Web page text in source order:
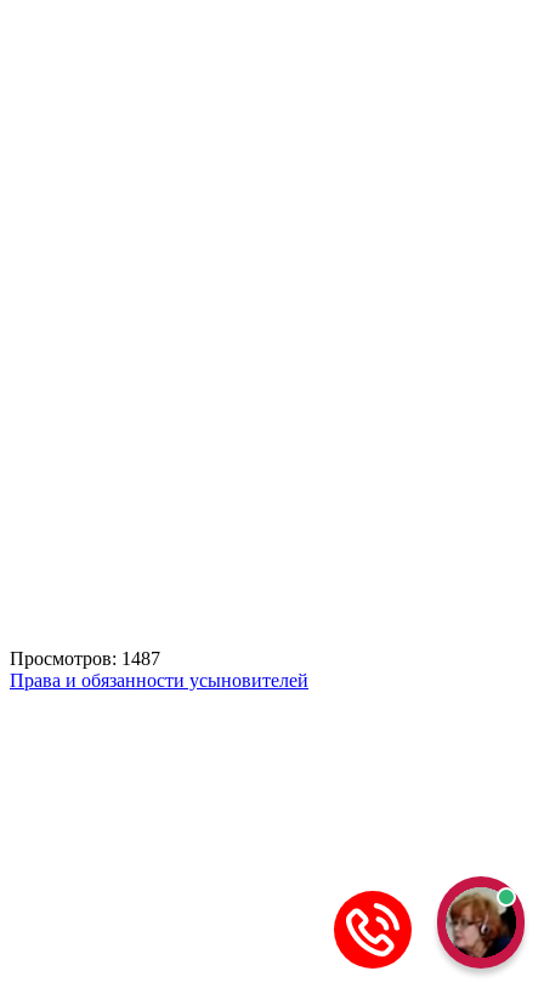
Просмотров: 1487
Права и обязанности усыновителей